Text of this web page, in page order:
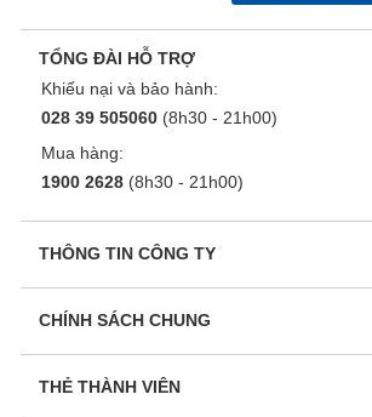
TỔNG ĐÀI HỖ TRỢ
Khiếu nại và bảo hành:
028 39 505060 (8h30 - 21h00)
Mua hàng:
1900 2628 (8h30 - 21h00)
THÔNG TIN CÔNG TY
CHÍNH SÁCH CHUNG
THẺ THÀNH VIÊN